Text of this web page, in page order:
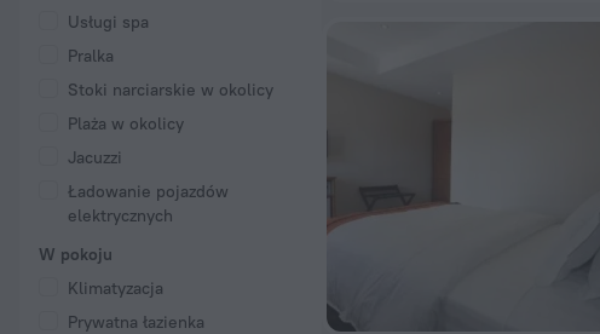
Usługi spa
Pralka
Stoki narciarskie w okolicy
Plaża w okolicy
Jacuzzi
Ładowanie pojazdów
elektrycznych
W pokoju
Klimatyzacja
Prywatna łazienka